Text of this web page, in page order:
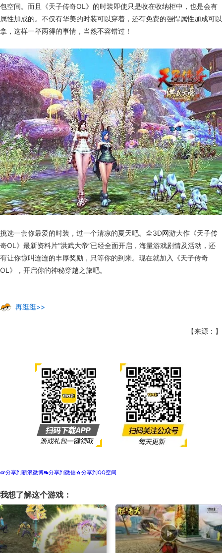
包空间。而且《天子传奇OL》的时装即使只是收在收纳柜中，也是会有
属性加成的。不仅有华美的时装可以穿着，还有免费的强悍属性加成可以
拿，这样一举两得的事情，当然不容错过！
挑选一套你最爱的时装，过一个清凉的夏天吧。全3D网游大作《天子传
奇OL》最新资料片“洪武大帝”已经全面开启，海量游戏剧情及活动，还
有让你惊叫连连的丰厚奖励，只等你的到来。现在就加入《天子传奇
OL》，开启你的神秘穿越之旅吧。
再逛逛>>
【来源：】
t分享到新浪微博w分享到微信z分享到QQ空间
我想了解这个游戏：